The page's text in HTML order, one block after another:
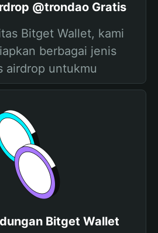
@trondao Gratis
Bitget Wallet, kami
berbagai jenis
airdrop untukmu
Bitget Wallet